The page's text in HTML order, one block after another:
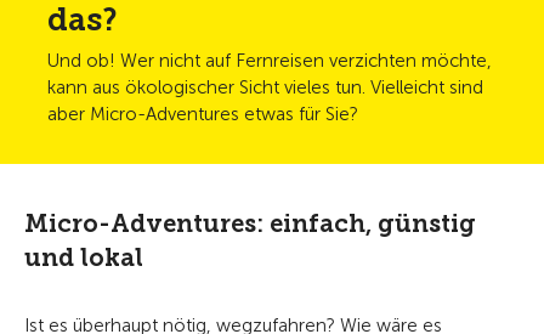
das?
Und ob! Wer nicht auf Fernreisen verzichten möchte,
kann aus ökologischer Sicht vieles tun. Vielleicht sind
aber Micro-Adventures etwas für Sie?
Micro-Adventures: einfach, günstig
und lokal
Ist es überhaupt nötig, wegzufahren? Wie wäre es